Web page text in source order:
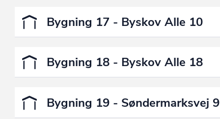
Bygning 17 - Byskov Alle 10
Bygning 18 - Byskov Alle 18
Bygning 19 - Søndermarksvej 9